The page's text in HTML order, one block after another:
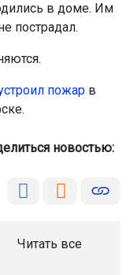
в доме. Им
пострадал.
пожар в
новостью:
Читать все